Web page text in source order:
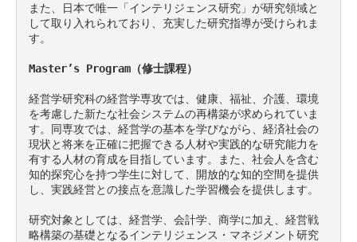
また、日本で唯一「インテリジェンス研究」が研究領域と
して取り入れられており、充実した研究指導が受けられま
す。
Master’s Program（修士課程）
経営学研究科の経営学専攻では、健康、福祉、介護、環境
を考慮した新たな社会システムの再構築が求められていま
す。同専攻では、経営学の基本を学びながら、経済社会の
現状と将来を正確に把握できる人材や実践的な研究能力を
有する人材の育成を目指しています。また、社会人を含む
知的探究心を持つ学生に対して、開放的な知的空間を提供
し、実践経営との接点を意識した学習機会を提供します。
研究対象としては、経営学、会計学、商学に加え、経営戦
略構築の基礎となるインテリジェンス・マネジメント研究